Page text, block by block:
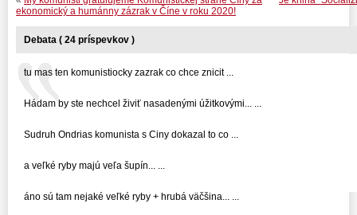
ekonomický a humánny zázrak v Číne v roku 2020!
Debata ( 24 príspevkov )
tu mas ten komunistiocky zazrak co chce znicit ...
Hádam by ste nechcel živiť nasadenými úžitkovými... ...
Sudruh Ondrias komunista s Ciny dokazal to co ...
a veľké ryby majú veľa šupín... ...
áno sú tam nejaké veľké ryby + hrubá väčšina... ...